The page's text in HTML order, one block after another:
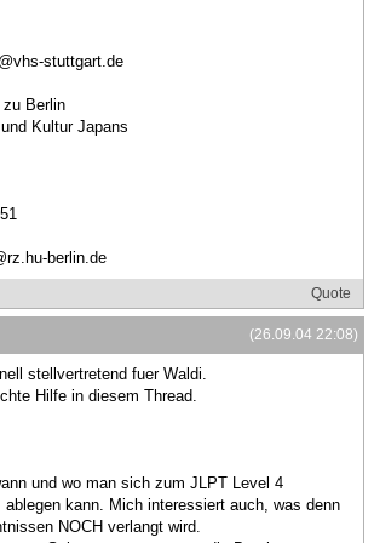
stuttgart.de
zu Berlin
Kultur Japans
berlin.de
Quote
(26.09.04 22:08)
stellvertretend fuer Waldi.
Hilfe in diesem Thread.
und wo man sich zum JLPT Level 4
ablegen kann. Mich interessiert auch, was denn
NOCH verlangt wird.